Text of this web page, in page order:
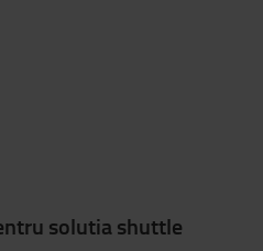
solutia shuttle